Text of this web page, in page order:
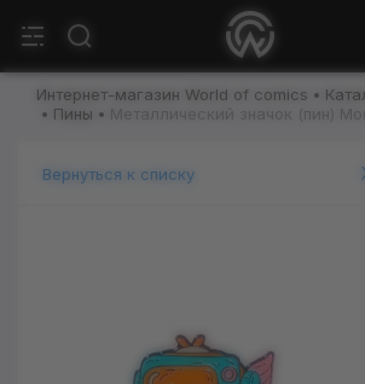
Интернет-магазин World of comics
Пины
Металлический значок (пин)
Вернуться к списку